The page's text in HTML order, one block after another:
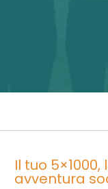
Il tuo
avventura